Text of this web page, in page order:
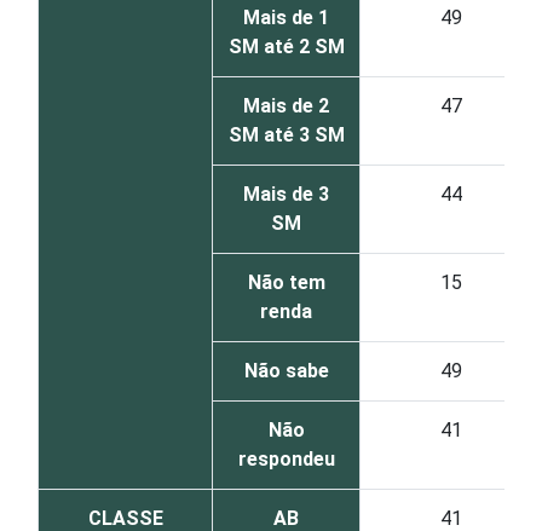
Mais de 1
SM até 2 SM
49
Mais de 2
SM até 3 SM
47
Mais de 3
SM
44
Não tem
renda
15
Não sabe 49
Não
respondeu
41
CLASSE
AB 41